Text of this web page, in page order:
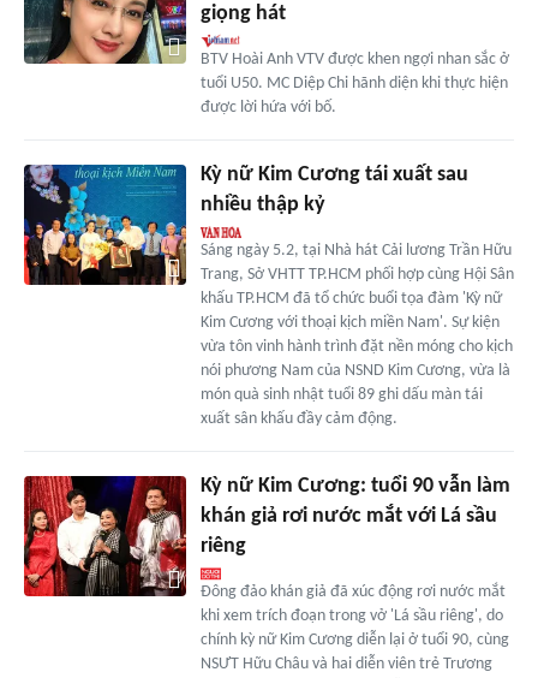
giọng hát
BTV Hoài Anh VTV được khen ngợi nhan sắc ở
tuổi U50. MC Diệp Chi hãnh diện khi thực hiện
được lời hứa với bố.
Kỳ nữ Kim Cương tái xuất sau
nhiều thập kỷ
Sáng ngày 5.2, tại Nhà hát Cải lương Trần Hữu
Trang, Sở VHTT TP.HCM phối hợp cùng Hội Sân
khấu TP.HCM đã tổ chức buổi tọa đàm 'Kỳ nữ
Kim Cương với thoại kịch miền Nam'. Sự kiện
vừa tôn vinh hành trình đặt nền móng cho kịch
nói phương Nam của NSND Kim Cương, vừa là
món quà sinh nhật tuổi 89 ghi dấu màn tái
xuất sân khấu đầy cảm động.
Kỳ nữ Kim Cương: tuổi 90 vẫn làm
khán giả rơi nước mắt với Lá sầu
riêng
Đông đảo khán giả đã xúc động rơi nước mắt
khi xem trích đoạn trong vở 'Lá sầu riêng', do
chính kỳ nữ Kim Cương diễn lại ở tuổi 90, cùng
NSƯT Hữu Châu và hai diễn viên trẻ Trương